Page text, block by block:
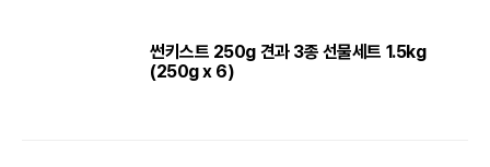
썬키스트 250g 견과 3종 선물세트 1.5kg
(250g x 6)